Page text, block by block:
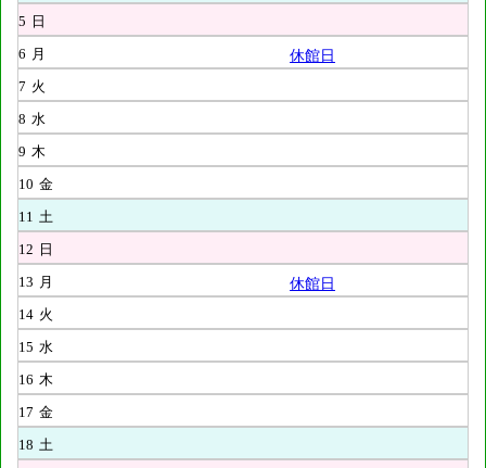
5 日
6 月 休館日
7 火
8 水
9 木
10 金
11 土
12 日
13 月 休館日
14 火
15 水
16 木
17 金
18 土